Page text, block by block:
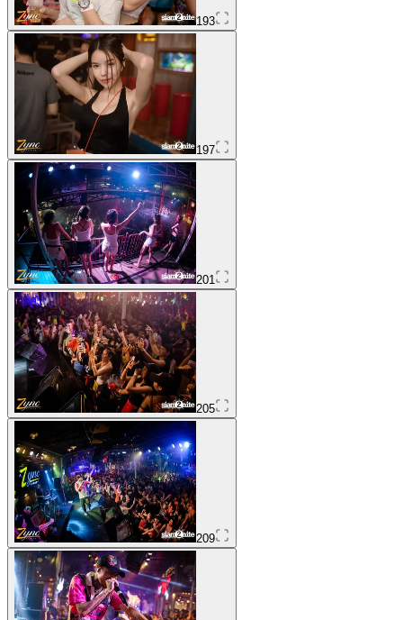
193
197
201
205
209